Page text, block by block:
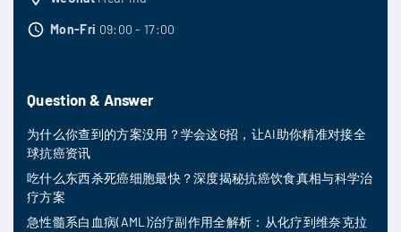
Mon-Fri 09:00 - 17:00
Question & Answer
为什么你查到的方案没用？学会这6招，让AI助你精准对接全
球抗癌资讯
吃什么东西杀死癌细胞最快？深度揭秘抗癌饮食真相与科学治
疗方案
急性髓系白血病(AML)治疗副作用全解析：从化疗到维奈克拉